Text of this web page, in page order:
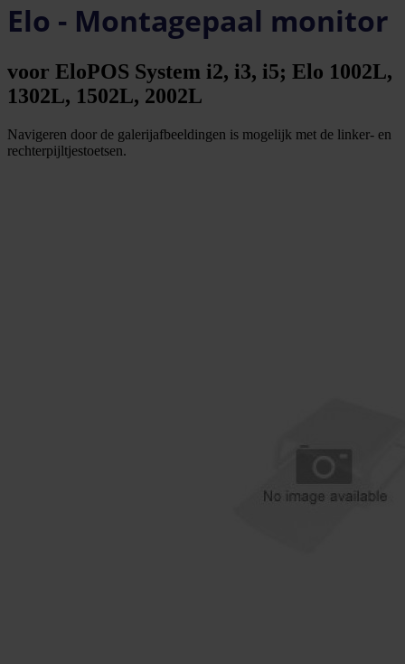
Elo - Montagepaal monitor
voor EloPOS System i2, i3, i5; Elo 1002L,
1302L, 1502L, 2002L
Navigeren door de galerijafbeeldingen is mogelijk met de linker- en
rechterpijltjestoetsen.